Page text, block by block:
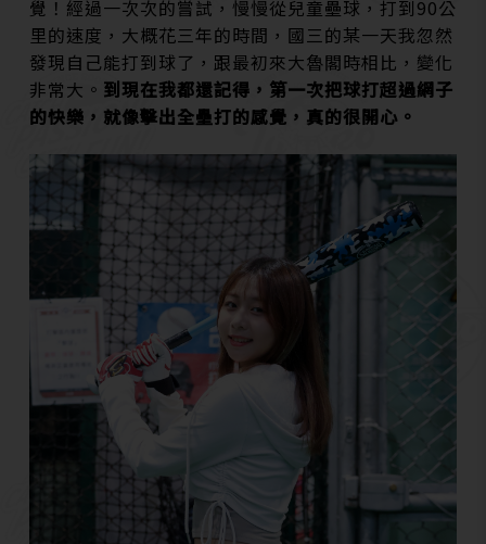
覺！經過一次次的嘗試，慢慢從兒童壘球，打到90公
里的速度，大概花三年的時間，國三的某一天我忽然
發現自己能打到球了，跟最初來大魯閣時相比，變化
非常大。 到現在我都還記得，第一次把球打超過網子
的快樂，就像擊出全壘打的感覺，真的很開心。